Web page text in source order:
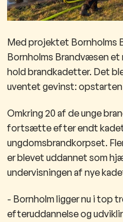
Med projektet Bornholms
Bornholms Brandvæsen et
hold brandkadetter. Det
uventet gevinst:
Omkring 20 af de unge
fortsætte efter endt
ungdomsbrandkorpset.
er blevet uddannet som
undervisningen af nye
- Bornholm ligger nu i top
efteruddannelse og